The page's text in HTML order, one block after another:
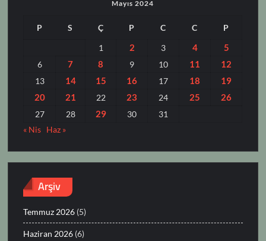
Mayıs 2024
P S Ç P C C
P
1
2 3 4 5
6 7 8 9 10 11 12
13 14 15 16 17 18
19
20
21 22 23 24 25 26
27 28 29 30
31
« Nis Haz »
Arşiv
Temmuz 2026 (5)
Haziran 2026 (6)